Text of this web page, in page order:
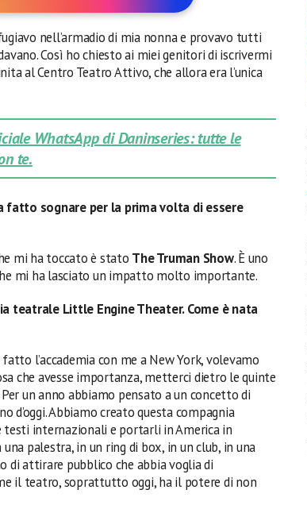
nell’armadio di mia nonna e provavo tutti
Così ho chiesto ai miei genitori di iscrivermi
al Centro Teatro Attivo, che allora era l’unica
WhatsApp di Daninseries: tutte le
te.
fatto sognare per la prima volta di essere
mi ha toccato è stato The Truman Show. È uno
mi ha lasciato un impatto molto importante.
teatrale Little Engine Theater. Come è nata
l’accademia con me a New York, volevamo
che avesse importanza, metterci dietro le quinte
un anno abbiamo pensato a un concetto di
d’oggi. Abbiamo creato questa compagnia
testi internazionali e portarli in America in
palestra, in un ring di box, in un club, in una
di attirare pubblico che abbia voglia di
il teatro, soprattutto oggi, ha il potere di non